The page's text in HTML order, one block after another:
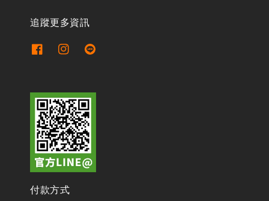
追蹤更多資訊
付款方式